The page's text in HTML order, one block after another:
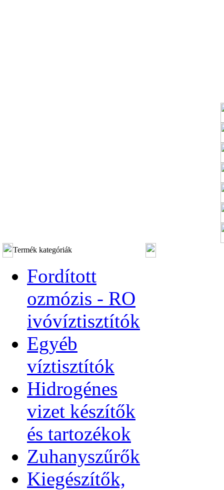
Termék kategóriák
Fordított
ozmózis - RO
ivóvíztisztítók
Egyéb
víztisztítók
Hidrogénes
vizet készítők
és tartozékok
Zuhanyszűrők
Kiegészítők,